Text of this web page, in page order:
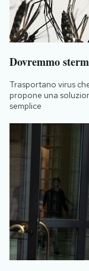
Dovremmo
Trasportano virus
propone una
semplice